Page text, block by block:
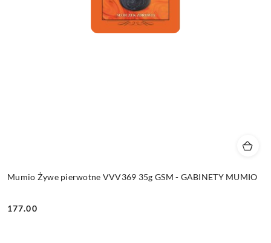
Mumio Żywe pierwotne VVV369 35g GSM - GABINETY MUMIO
Cena:
177.00